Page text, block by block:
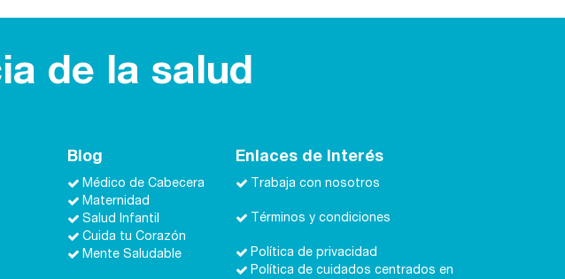
de la salud
Blog
Médico de Cabecera
Maternidad
Salud Infantil
Cuida tu Corazón
Mente Saludable
Enlaces de Interés
Trabaja con nosotros
Términos y condiciones
Política de privacidad
Política de cuidados centrados en